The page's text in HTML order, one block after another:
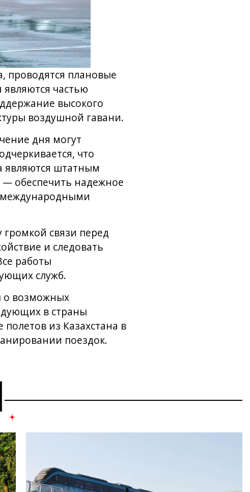
проводятся плановые
частью
высокого
воздушной гавани.
дня могут
что
являются штатным
обеспечить надежное
международными
связи перед
и следовать
работы
служб.
о возможных
в страны
из Казахстана в
поездок.